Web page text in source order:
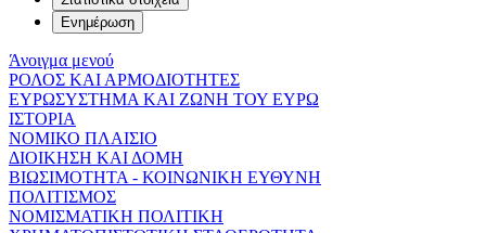
Ενημέρωση
Άνοιγμα μενού
ΡΟΛΟΣ ΚΑΙ ΑΡΜΟΔΙΟΤΗΤΕΣ
ΕΥΡΩΣΥΣΤΗΜΑ ΚΑΙ ΖΩΝΗ ΤΟΥ ΕΥΡΩ
ΙΣΤΟΡΙΑ
ΝΟΜΙΚΟ ΠΛΑΙΣΙΟ
ΔΙΟΙΚΗΣΗ ΚΑΙ ΔΟΜΗ
ΒΙΩΣΙΜΟΤΗΤΑ - ΚΟΙΝΩΝΙΚΗ ΕΥΘΥΝΗ
ΠΟΛΙΤΙΣΜΟΣ
ΝΟΜΙΣΜΑΤΙΚΗ ΠΟΛΙΤΙΚΗ